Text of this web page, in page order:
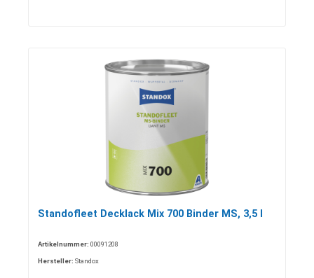
Standofleet Decklack Mix 700 Binder MS, 3,5 l
Artikelnummer: 00091208
Hersteller: Standox